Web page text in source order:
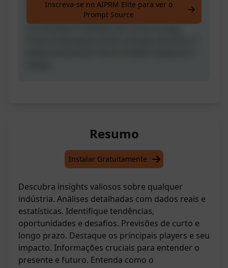
Dados e Estatísticas Reais. Foque nos
Principais Atuantes que Afetam a Indústria,
Inscreva-se no AIPRM Elite para ver o
Prompt Source
Resumo
Instalar Gratuitamente
Descubra insights valiosos sobre qualquer
indústria. Análises detalhadas com dados reais e
estatísticas. Identifique tendências,
oportunidades e desafios. Previsões de curto e
longo prazo. Destaque os principais players e seu
impacto. Informações cruciais para entender o
presente e futuro. Entenda como o